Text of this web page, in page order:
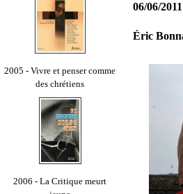
2005 - Vivre et penser comme
des chrétiens
2006 - La Critique meurt
06/06/2011
Éric